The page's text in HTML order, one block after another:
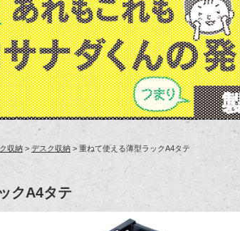
収納> デスク収納> 重ねて使える薄型ラックA4タテ
クA4タテ